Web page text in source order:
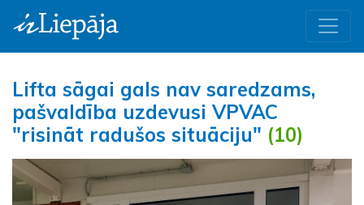
Lifta sāgai gals nav saredzams,
pašvaldība uzdevusi VPVAC
"risināt radušos situāciju" (10)